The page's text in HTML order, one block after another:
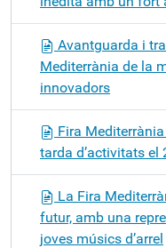
Avantguarda i
Mediterrània de la
innovadors
Fira
tarda d’activitats el
La Fira
futur, amb una
joves músics d’arrel